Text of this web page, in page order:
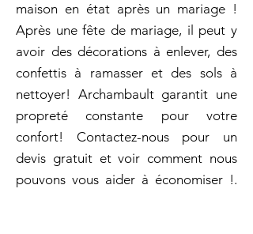
maison en état après un mariage !
Après une fête de mariage, il peut y
avoir des décorations à enlever, des
confettis à ramasser et des sols à
nettoyer! Archambault garantit une
propreté constante pour votre
confort! Contactez-nous pour un
devis gratuit et voir comment nous
pouvons vous aider à économiser !.